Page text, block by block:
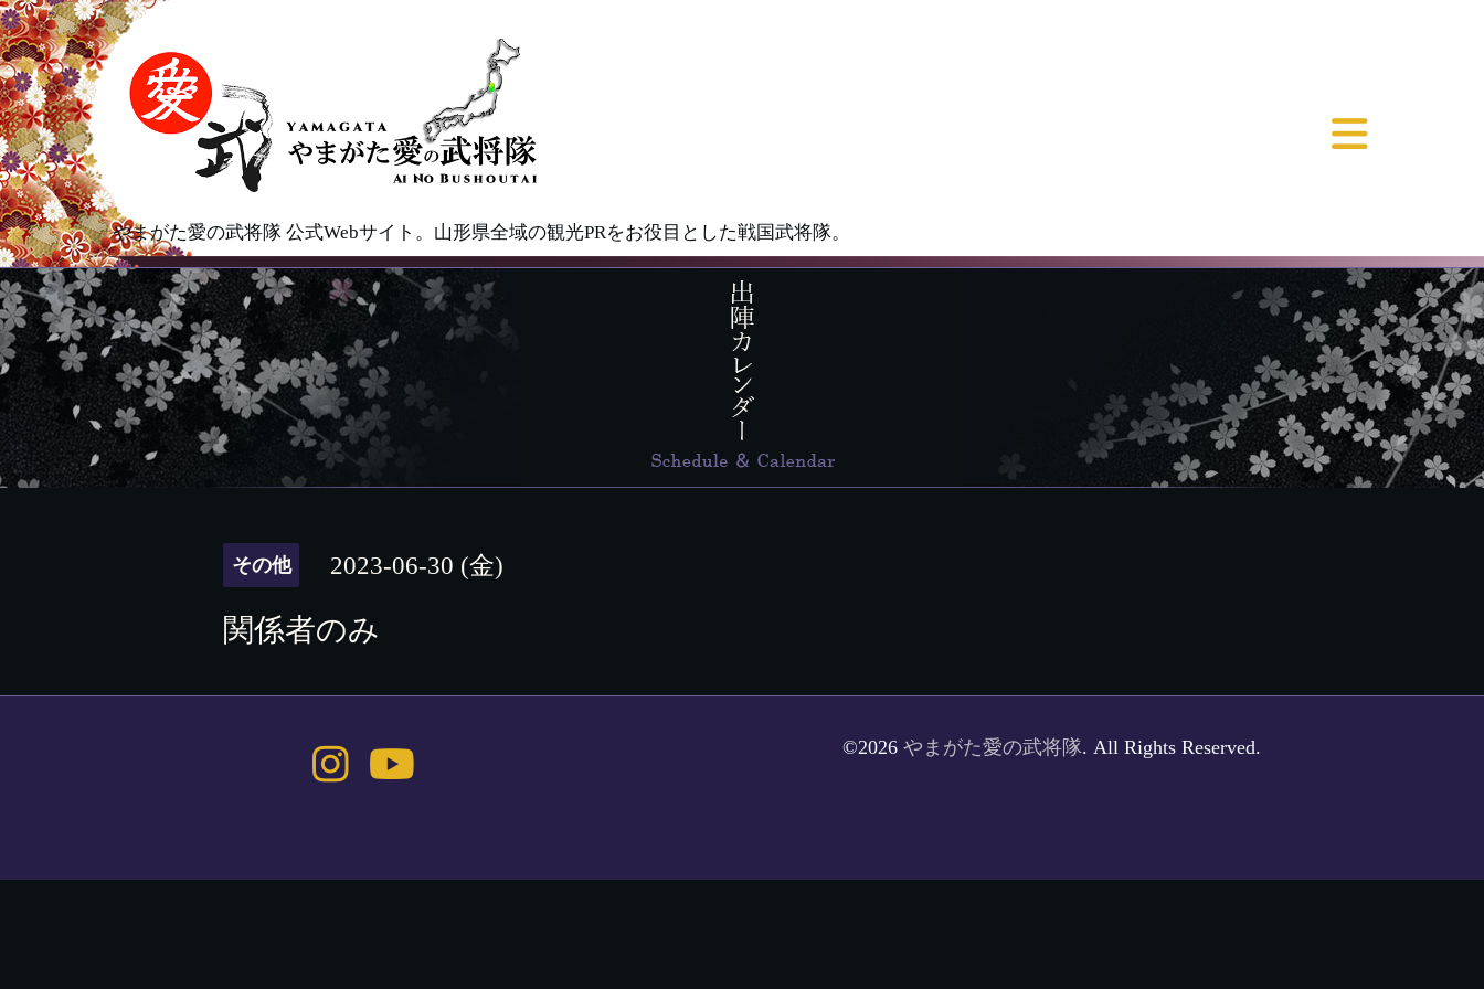
やまがた愛の武将隊 公式Webサイト。山形県全域の観光PRをお役目とした戦国武将隊。
その他 2023-06-30 (金)
関係者のみ
©2026 やまがた愛の武将隊. All Rights Reserved.